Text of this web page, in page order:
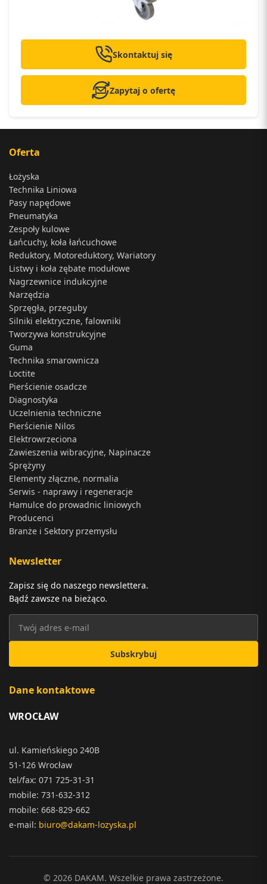
Skontaktuj się
Zapytaj o ofertę
Oferta
Łożyska
Technika Liniowa
Pasy napędowe
Pneumatyka
Zespoły kulowe
Łańcuchy, koła łańcuchowe
Reduktory, Motoreduktory, Wariatory
Listwy i koła zębate modułowe
Nagrzewnice indukcyjne
Narzędzia
Sprzęgła, przeguby
Silniki elektryczne, falowniki
Tworzywa konstrukcyjne
Guma
Technika smarownicza
Loctite
Pierścienie osadcze
Diagnostyka
Uczelnienia techniczne
Pierścienie Nilos
Elektrowrzeciona
Zawieszenia wibracyjne, Napinacze
Sprężyny
Elementy złączne, normalia
Serwis - naprawy i regeneracje
Hamulce do prowadnic liniowych
Producenci
Branże i Sektory przemysłu
Newsletter
Zapisz się do naszego newslettera.
Bądź zawsze na bieżąco.
Subskrybuj
Dane kontaktowe
WROCŁAW
ul. Kamieńskiego 240B
51-126 Wrocław
tel/fax: 071 725-31-31
mobile: 731-632-312
mobile: 668-829-662
e-mail: biuro@dakam-lozyska.pl
© 2026 DAKAM. Wszelkie prawa zastrzeżone.